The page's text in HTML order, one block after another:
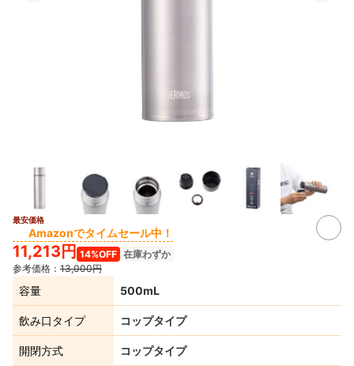
最安価格
Amazonでタイムセール中！
11,213円 14%OFF 在庫わずか
参考価格： 13,000円
容量 500mL
飲み口タイプ コップタイプ
開閉方式 コップタイプ